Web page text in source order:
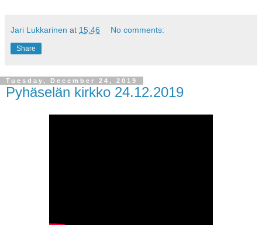
Jari Lukkarinen at 15:46 No comments:
Share
Tuesday, December 24, 2019
Pyhäselän kirkko 24.12.2019